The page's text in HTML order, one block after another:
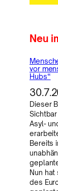
Neu
vor
Hubs“
Dieser
Asyl-
Bereits
Nun
des